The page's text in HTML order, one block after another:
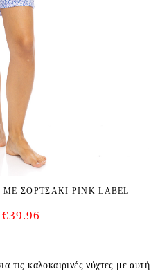
ΣΟΡΤΣΑΚΙ PINK LABEL
€39.96
τις καλοκαιρινές νύχτες με αυτή